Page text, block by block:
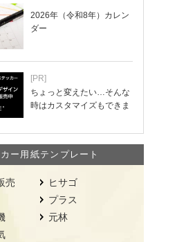
2026年（令和8年）カレン
ダー
[PR]
ちょっと変えたい…そんな
時はカスタマイズもできま
カー用紙テンプレート
売
ヒサゴ
プラス
元林